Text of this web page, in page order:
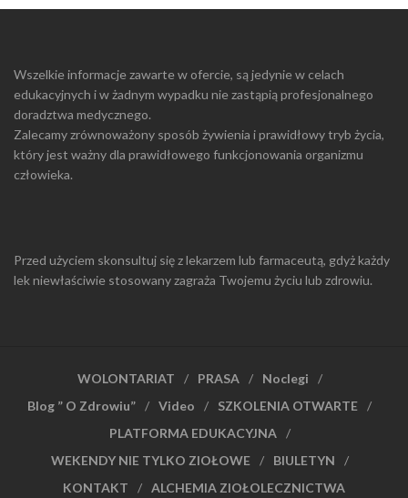
Wszelkie informacje zawarte w ofercie, są jedynie w celach
edukacyjnych i w żadnym wypadku nie zastąpią profesjonalnego
doradztwa medycznego.
Zalecamy zrównoważony sposób żywienia i prawidłowy tryb życia,
który jest ważny dla prawidłowego funkcjonowania organizmu
człowieka.
Przed użyciem skonsultuj się z lekarzem lub farmaceutą, gdyż każdy
lek niewłaściwie stosowany zagraża Twojemu życiu lub zdrowiu.
WOLONTARIAT PRASA
Noclegi
Blog ” O Zdrowiu”
Video
SZKOLENIA OTWARTE
PLATFORMA EDUKACYJNA
WEKENDY NIE TYLKO ZIOŁOWE
BIULETYN
KONTAKT
ALCHEMIA ZIOŁOLECZNICTWA